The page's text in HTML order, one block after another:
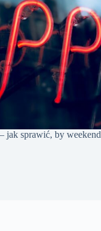
jak sprawić, by weekend